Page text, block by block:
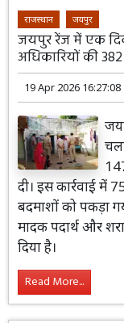
राजस्थान जयपुर
जयपुर रेंज में एक
अधिकारियों की
19 Apr 2026 16:27:08
दी। इस कार्रवाई में
बदमाशों को पकड़ा
मादक पदार्थ और
दिया है।
Read More...